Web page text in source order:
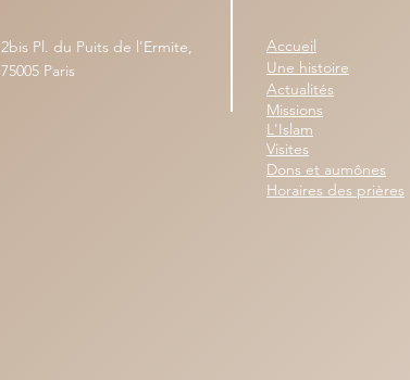
2bis Pl. du Puits de l'Ermite,
75005 Paris
Accueil
Une histoire
Actualités
Missions
L'Islam
Visites
Dons et aumônes
Horaires des prières